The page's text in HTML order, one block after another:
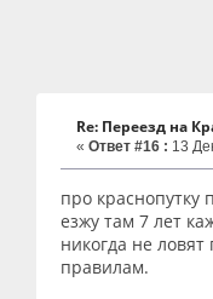
Re: Переезд на
« Ответ #16 : 13
про краснопутку
езжу там 7 лет
никогда не ловят
правилам.